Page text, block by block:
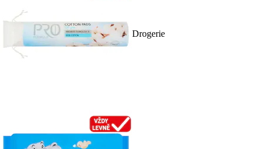
Drogerie